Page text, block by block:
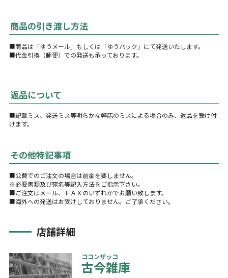
商品の引き渡し方法
■商品は「ゆうメール」もしくは「ゆうパック」にて発送いたします。
■代金引換（郵便）での発送も承っております。
返品について
■記載ミス、発送ミス等明らかな弊店のミスによる場合のみ、返品を受け付
けます。
その他特記事項
■公費でのご注文の場合は前金を要しません。
※必要書類及び宛名等記入方法をご指示下さい。
■ご注文はメール、ＦＡＸのいずれかでお願い致します。
■海外への発送はお受けしておりません。ご了承ください。
店舗詳細
ココンザッコ
古今雑庫